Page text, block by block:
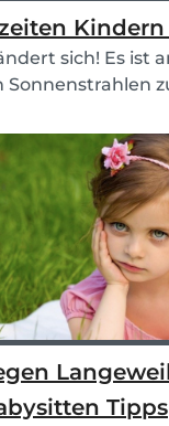
sich! Es ist
Tipps